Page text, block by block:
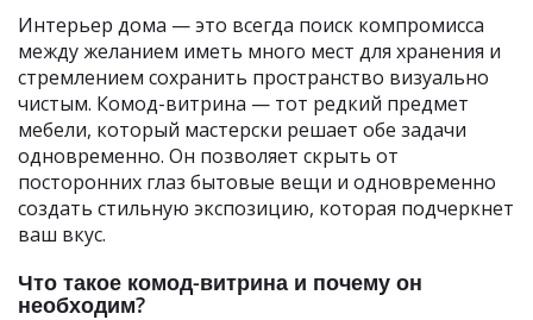
Интерьер дома — это всегда поиск компромисса
между желанием иметь много мест для хранения и
стремлением сохранить пространство визуально
чистым. Комод-витрина — тот редкий предмет
мебели, который мастерски решает обе задачи
одновременно. Он позволяет скрыть от
посторонних глаз бытовые вещи и одновременно
создать стильную экспозицию, которая подчеркнет
ваш вкус.
Что такое комод-витрина и почему он
необходим?